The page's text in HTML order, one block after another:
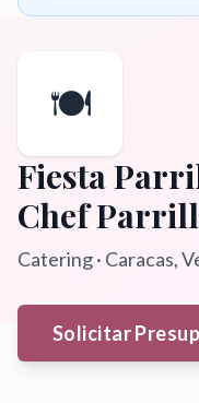
🍽️
Fiesta
Chef
Catering· Caracas,
Solicitar